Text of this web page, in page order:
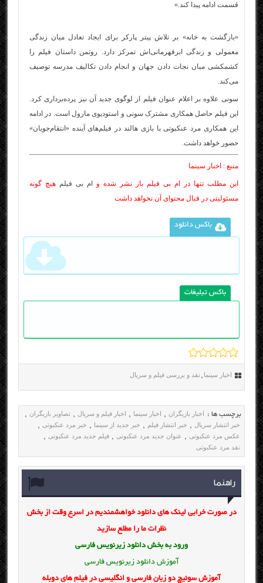
قسمت ادامه پیدا کند.»
«بازگشت به خانه» بر تلاش پیتر پارکر برای ایجاد تعادل میان زندگی
معمولی و زندگی ابرقهرمانی‌اش تمرکز دارد. روثمن داستان فیلم را
کشمکشی میان نجات دادن جهان و انجام دادن تکالیف مدرسه توصیف
می‌کند.
سونی علاوه بر اعلام عنوان فیلم از لوگوی جدید آن نیز پرده‌برداری کرد.
این فیلم حاصل همکاری مشترک سونی و استودیوی مارول است. در ادامه
این همکاری مرد عنکبوتی با بازی هالند در فیلم‌های آینده «انتقام‌جویان»
حضور خواهد داشت.
منبع : اخبار سینما
این مطلب تنها در ام بی فیلم باز نشر شده و ام بی فیلم هیچ گونه
مسئولیتی در قبال محتوای آن نخواهد داشت
باکس دانلود
باکس تبلیغات
اخبار سینما , نقد و بررسی فیلم و سریال
برچسب ها : اخبار بازیگران , اخبار سینما , اخبار فیلم و سریال , تصاویر بازیگران ,
خبر انتشار سریال , خبر انتشار فیلم , خبر جدید از سینما , خبر مرد عنکبوتی ,
عکس مرد عنکبوتی , عنوان جدید مرد عنکبوتی , فیلم جدید مرد عنکبوتی ,
نقد مرد عنکبوتی
راهنما
در صورت خرابی لینک های دانلود خواهشمندیم در اسرع وقت از بخش
نظرات ما را مطلع سازید
ورود به بخش دانلود زیرنویس فارسی
آموزش دانلود زیرنویس فارسی
آموزش سوئیچ دو زبان فارسی و انگلیسی در فیلم های دوبله